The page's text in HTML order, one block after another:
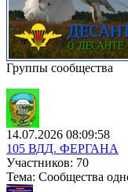
Группы сообщества
14.07.2026 08:09:58
105 ВДД. ФЕРГАНА
Участников: 70
Тема: Сообщества